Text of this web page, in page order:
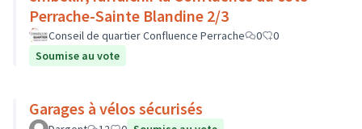
Perrache-Sainte Blandine 2/3
Conseil de quartier Confluence Perrache 0
0
Soumise au vote
Garages à vélos sécurisés